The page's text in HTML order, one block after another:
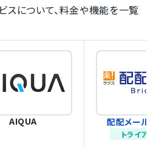
スについて、料金や機能を一覧
AIQUA 配配メール
トライア